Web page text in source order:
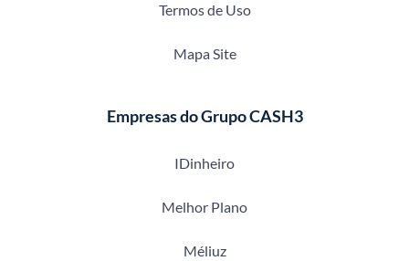
Termos de Uso
Mapa Site
Empresas do Grupo CASH3
IDinheiro
Melhor Plano
Méliuz